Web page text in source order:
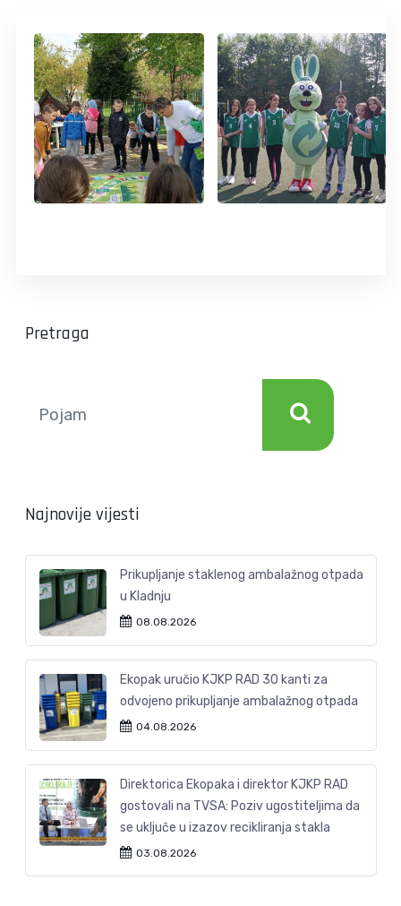
Pretraga
Najnovije vijesti
Prikupljanje staklenog ambalažnog otpada
u Kladnju
08.08.2026
Ekopak uručio KJKP RAD 30 kanti za
odvojeno prikupljanje ambalažnog otpada
04.08.2026
Direktorica Ekopaka i direktor KJKP RAD
gostovali na TVSA: Poziv ugostiteljima da
se uključe u izazov recikliranja stakla
03.08.2026